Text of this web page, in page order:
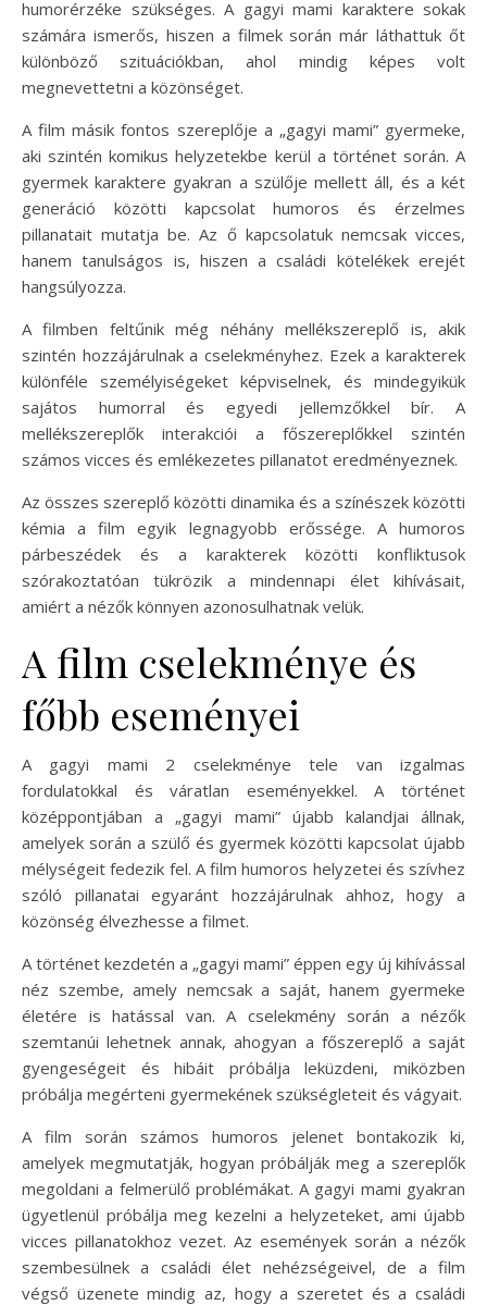
humorérzéke szükséges. A gagyi mami karaktere sokak
számára ismerős, hiszen a filmek során már láthattuk őt
különböző szituációkban, ahol mindig képes volt
megnevettetni a közönséget.
A film másik fontos szereplője a „gagyi mami” gyermeke,
aki szintén komikus helyzetekbe kerül a történet során. A
gyermek karaktere gyakran a szülője mellett áll, és a két
generáció közötti kapcsolat humoros és érzelmes
pillanatait mutatja be. Az ő kapcsolatuk nemcsak vicces,
hanem tanulságos is, hiszen a családi kötelékek erejét
hangsúlyozza.
A filmben feltűnik még néhány mellékszereplő is, akik
szintén hozzájárulnak a cselekményhez. Ezek a karakterek
különféle személyiségeket képviselnek, és mindegyikük
sajátos humorral és egyedi jellemzőkkel bír. A
mellékszereplők interakciói a főszereplőkkel szintén
számos vicces és emlékezetes pillanatot eredményeznek.
Az összes szereplő közötti dinamika és a színészek közötti
kémia a film egyik legnagyobb erőssége. A humoros
párbeszédek és a karakterek közötti konfliktusok
szórakoztatóan tükrözik a mindennapi élet kihívásait,
amiért a nézők könnyen azonosulhatnak velük.
A film cselekménye és
főbb eseményei
A gagyi mami 2 cselekménye tele van izgalmas
fordulatokkal és váratlan eseményekkel. A történet
középpontjában a „gagyi mami” újabb kalandjai állnak,
amelyek során a szülő és gyermek közötti kapcsolat újabb
mélységeit fedezik fel. A film humoros helyzetei és szívhez
szóló pillanatai egyaránt hozzájárulnak ahhoz, hogy a
közönség élvezhesse a filmet.
A történet kezdetén a „gagyi mami” éppen egy új kihívással
néz szembe, amely nemcsak a saját, hanem gyermeke
életére is hatással van. A cselekmény során a nézők
szemtanúi lehetnek annak, ahogyan a főszereplő a saját
gyengeségeit és hibáit próbálja leküzdeni, miközben
próbálja megérteni gyermekének szükségleteit és vágyait.
A film során számos humoros jelenet bontakozik ki,
amelyek megmutatják, hogyan próbálják meg a szereplők
megoldani a felmerülő problémákat. A gagyi mami gyakran
ügyetlenül próbálja meg kezelni a helyzeteket, ami újabb
vicces pillanatokhoz vezet. Az események során a nézők
szembesülnek a családi élet nehézségeivel, de a film
végső üzenete mindig az, hogy a szeretet és a családi